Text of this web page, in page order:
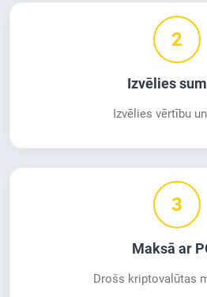
2
Izvēlies
Izvēlies vērtību
3
Maksā ar
Drošs kriptovalūtas